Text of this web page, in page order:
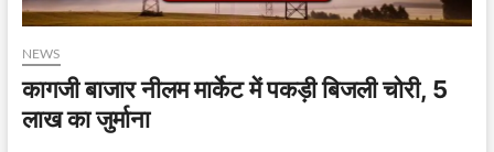
NEWS
कागजी बाजार नीलम मार्केट में पकड़ी बिजली चोरी, 5
लाख का जुर्माना